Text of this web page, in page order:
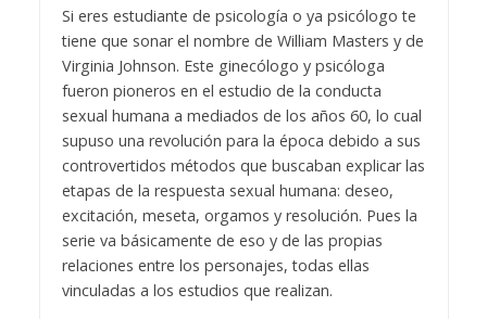
Si eres estudiante de psicología o ya psicólogo te
tiene que sonar el nombre de William Masters y de
Virginia Johnson. Este ginecólogo y psicóloga
fueron pioneros en el estudio de la conducta
sexual humana a mediados de los años 60, lo cual
supuso una revolución para la época debido a sus
controvertidos métodos que buscaban explicar las
etapas de la respuesta sexual humana: deseo,
excitación, meseta, orgamos y resolución. Pues la
serie va básicamente de eso y de las propias
relaciones entre los personajes, todas ellas
vinculadas a los estudios que realizan.